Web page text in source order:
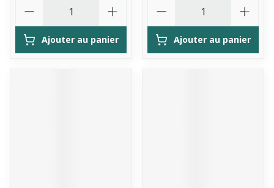
Ajouter au panier Ajouter au panier